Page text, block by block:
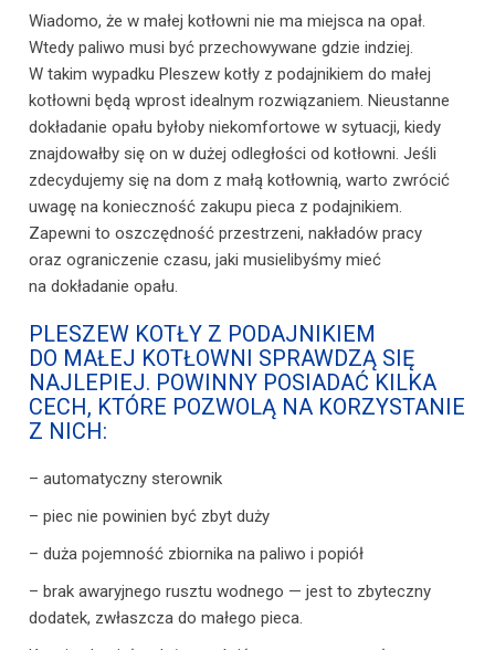
Wiadomo, że w małej kotłowni nie ma miejsca na opał.
Wtedy paliwo musi być przechowywane gdzie indziej.
W takim wypadku Pleszew kotły z podajnikiem do małej
kotłowni będą wprost idealnym rozwiązaniem. Nieustanne
dokładanie opału byłoby niekomfortowe w sytuacji, kiedy
znajdowałby się on w dużej odległości od kotłowni. Jeśli
zdecydujemy się na dom z małą kotłownią, warto zwrócić
uwagę na konieczność zakupu pieca z podajnikiem.
Zapewni to oszczędność przestrzeni, nakładów pracy
oraz ograniczenie czasu, jaki musielibyśmy mieć
na dokładanie opału.
PLESZEW KOTŁY Z PODAJNIKIEM
DO MAŁEJ KOTŁOWNI SPRAWDZĄ SIĘ
NAJLEPIEJ. POWINNY POSIADAĆ KILKA
CECH, KTÓRE POZWOLĄ NA KORZYSTANIE
Z NICH:
– automatyczny sterownik
– piec nie powinien być zbyt duży
– duża pojemność zbiornika na paliwo i popiół
– brak awaryjnego rusztu wodnego — jest to zbyteczny
dodatek, zwłaszcza do małego pieca.